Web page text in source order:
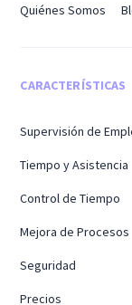
Quiénes Somos
CARACTERÍSTICAS
Supervisión de
Tiempo y Asistencia
Control de Tiempo
Mejora de Procesos
Seguridad
Precios